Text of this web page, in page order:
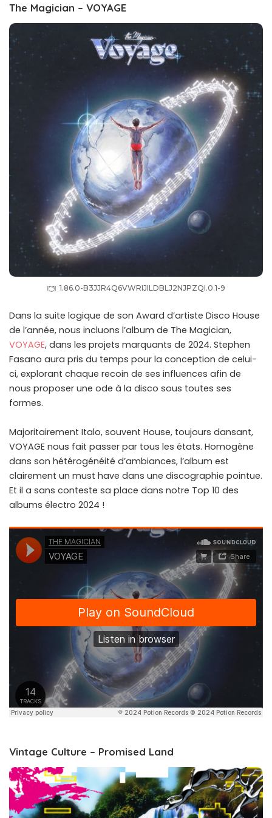
The Magician – VOYAGE
1.86.0-B3JJR4Q6VWRIJILDBLJ2NJPZQI.0.1-9
Dans la suite logique de son Award d’artiste Disco House
de l’année, nous incluons l’album de The Magician,
VOYAGE, dans les projets marquants de 2024. Stephen
Fasano aura pris du temps pour la conception de celui-
ci, explorant chaque recoin de ses influences afin de
nous proposer une ode à la disco sous toutes ses
formes.
Majoritairement Italo, souvent House, toujours dansant,
VOYAGE nous fait passer par tous les états. Homogène
dans son hétérogénéité d’ambiances, l’album est
clairement un must have dans une discographie pointue.
Et il a sans conteste sa place dans notre Top 10 des
albums électro 2024 !
Vintage Culture – Promised Land